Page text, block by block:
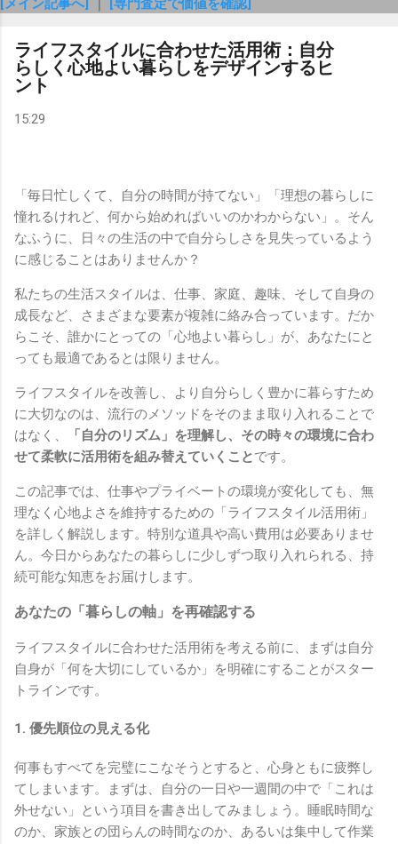
[メイン記事へ]
[専門査定で価値を確認]
ライフスタイルに合わせた活用術：自分
らしく心地よい暮らしをデザインするヒ
ント
15:29
「毎日忙しくて、自分の時間が持てない」「理想の暮らしに
憧れるけれど、何から始めればいいのかわからない」。そん
なふうに、日々の生活の中で自分らしさを見失っているよう
に感じることはありませんか？
私たちの生活スタイルは、仕事、家庭、趣味、そして自身の
成長など、さまざまな要素が複雑に絡み合っています。だか
らこそ、誰かにとっての「心地よい暮らし」が、あなたにと
っても最適であるとは限りません。
ライフスタイルを改善し、より自分らしく豊かに暮らすため
に大切なのは、流行のメソッドをそのまま取り入れることで
はなく、
「自分のリズム」を理解し、その時々の環境に合わ
せて柔軟に活用術を組み替えていくことです。
この記事では、仕事やプライベートの環境が変化しても、無
理なく心地よさを維持するための「ライフスタイル活用術」
を詳しく解説します。特別な道具や高い費用は必要ありませ
ん。今日からあなたの暮らしに少しずつ取り入れられる、持
続可能な知恵をお届けします。
あなたの「暮らしの軸」を再確認する
ライフスタイルに合わせた活用術を考える前に、まずは自分
自身が「何を大切にしているか」を明確にすることがスター
トラインです。
1. 優先順位の見える化
何事もすべてを完璧にこなそうとすると、心身ともに疲弊し
てしまいます。まずは、自分の一日や一週間の中で「これは
外せない」という項目を書き出してみましょう。睡眠時間な
のか、家族との団らんの時間なのか、あるいは集中して作業